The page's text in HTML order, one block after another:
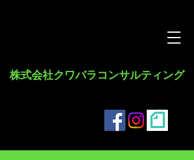
​株式会社クワバラコンサルティング